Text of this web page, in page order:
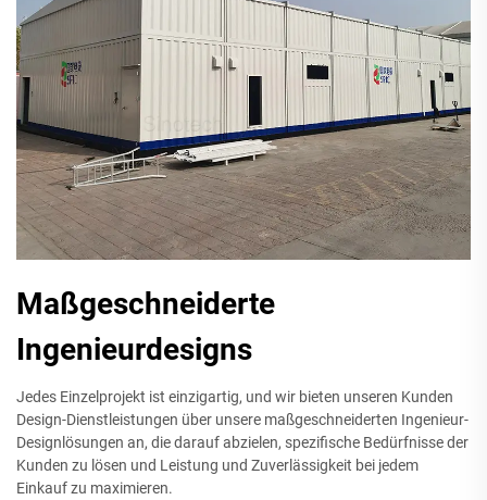
Maßgeschneiderte
Ingenieurdesigns
Jedes Einzelprojekt ist einzigartig, und wir bieten unseren Kunden
Design-Dienstleistungen über unsere maßgeschneiderten Ingenieur-
Designlösungen an, die darauf abzielen, spezifische Bedürfnisse der
Kunden zu lösen und Leistung und Zuverlässigkeit bei jedem
Einkauf zu maximieren.